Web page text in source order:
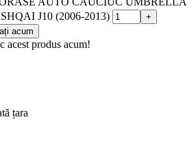
J10 (2006-2013)
acum
acest produs acum!
țara